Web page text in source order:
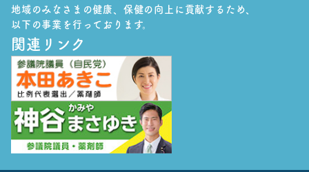
地域のみなさまの健康、保健の向上に貢献するため、
以下の事業を行っております。
関連リンク